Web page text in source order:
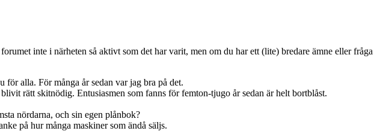
inte i närheten så aktivt som det har varit, men om du har ett (lite) bredare ämne eller
för alla. För många år sedan var jag bra på det.
rätt skitnödig. Entusiasmen som fanns för femton-tjugo år sedan är helt bortblåst.
nördarna, och sin egen plånbok?
på hur många maskiner som ändå säljs.